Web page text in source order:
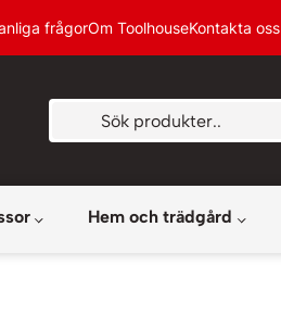
frågorOm ToolhouseKontakta oss
Hem och trädgård